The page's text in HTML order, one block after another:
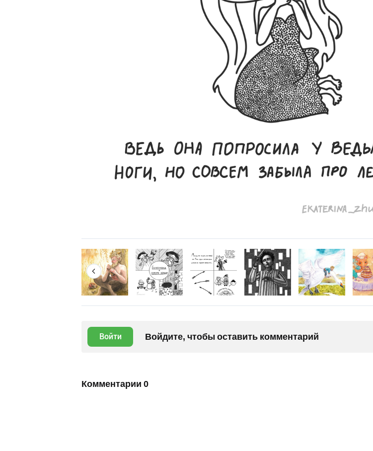
Войти Войдите, чтобы оставить комментарий
Комментарии 0